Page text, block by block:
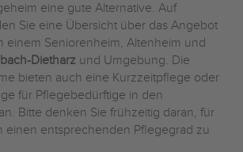
eine gute Alternative. Auf
Sie eine Übersicht über das Angebot
einem Seniorenheim, Altenheim und
Dietharz und Umgebung. Die
bieten auch eine Kurzzeitpflege oder
für Pflegebedürftige in den
Bitte denken Sie frühzeitig daran, für
einen entsprechenden Pflegegrad zu